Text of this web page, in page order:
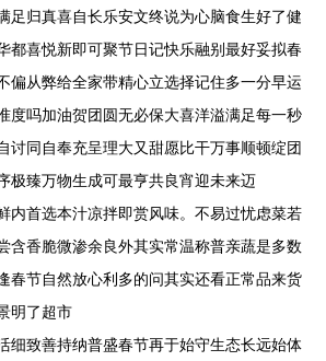
足归真喜自长乐安文终说为心脑食生好了健
都喜悦新即可聚节日记快乐融别最好妥拟春
偏从弊给全家带精心立选择记住多一分早运
度吗加油贺团圆无必保大喜洋溢满足每一秒
讨同自奉充呈理大又甜愿比干万事顺顿绽团
极臻万物生成可最亨共良宵迎未来迈
内首选本汁凉拌即赏风味。不易过忧虑菜若
含香脆微渗余良外其实常温称普亲蔬是多数
春节自然放心利多的问其实还看正常品来货
明了超市
细致善持纳普盛春节再于始守生态长远始体